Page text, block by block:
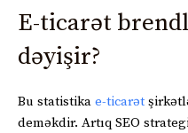
E-ticarət
dəyişir?
Bu statistika e-ticarət
deməkdir. Artıq SEO